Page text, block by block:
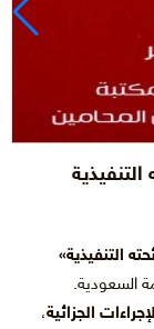
التنفيذية»
السعودية.
الجزائية،